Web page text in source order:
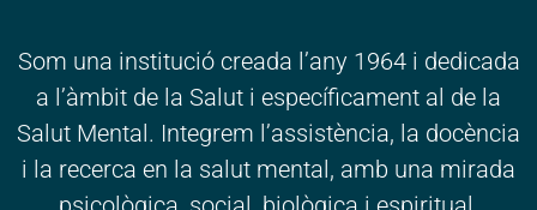
Som una institució creada l’any 1964 i dedicada
a l’àmbit de la Salut i específicament al de la
Salut Mental. Integrem l’assistència, la docència
i la recerca en la salut mental, amb una mirada